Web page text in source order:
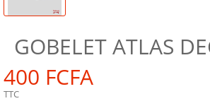
GOBELET ATLAS
400 FCFA
TTC